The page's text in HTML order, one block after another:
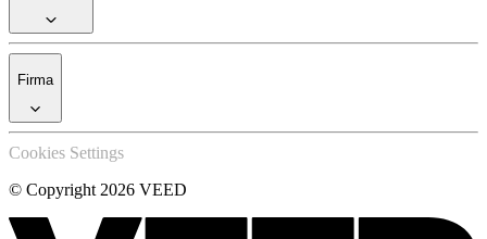
Firma
Cookies Settings
© Copyright 2026 VEED